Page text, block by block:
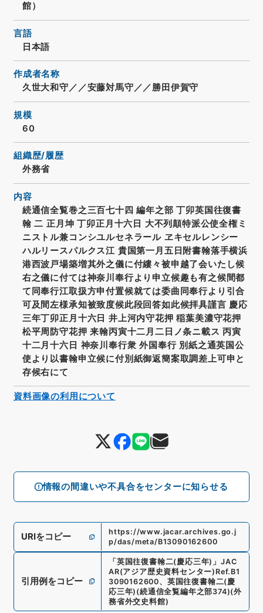
情報の間違いや不具合をセンターに知らせる
館）
言語
日本語
作成者名称
久世大和守／／安藤対馬守／／勝田伊賀守
規模
60
組織歴/履歴
外務省
内容
続通信全覧巻之三百七十四 編年之部 丁卯英国往復書
翰 二 正月坤 丁卯正月十六日 大不列顛特派公使全権ミ
ニストル兼コンシユルセネラール ヱキセルレンシー
ハルリースパルクス江 貴国第一月五日附書翰落手横浜
港西波戸場築増其外之儀に付縷々被申越了会いたし候
右之儀に付ては神奈川奉行より申立候趣も有之候間都
て同奉行江取扱方申付置候就ては委曲同奉行より引合
可及間左様承知被致度候此段回答如此候拝具謹言 慶応
三年丁卯正月十六日 井上河内守花押 稲葉美濃守花押
松平周防守花押 来翰丙寅十二月二日ノ条ニ載ス 丙寅
十二月十六日 神奈川奉行衆 外国奉行 別紙之通英国公
使より以書翰申立候に付別紙御返簡案取調差上可申と
存候右にて
URIをコピー
https://www.jacar.archives.go.j
p/das/meta/B13090162600
引用例をコピー
「英国往復書翰二(慶応三年) 」 JAC
AR(アジア歴史資料センター) Ref. B1
3090162600、 英国往復書翰二(慶
応三年) (続通信全覧編年之部374)(外
務省外交史料館)
資料画像の利用について